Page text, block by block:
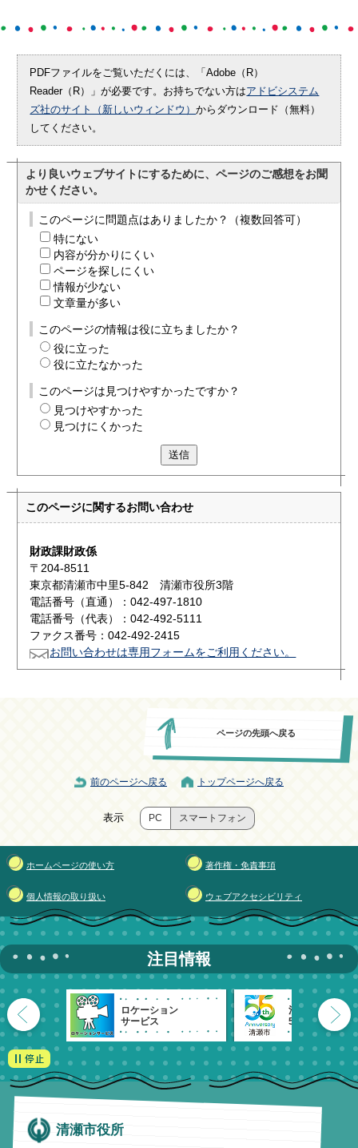
PDFファイルをご覧いただくには、「Adobe（R）
Reader（R）」が必要です。お持ちでない方はアドビシステム
ズ社のサイト（新しいウィンドウ）からダウンロード（無料）
してください。
より良いウェブサイトにするために、ページのご感想をお聞
かせください。
このページに問題点はありましたか？（複数回答可）
特にない
内容が分かりにくい
ページを探しにくい
情報が少ない
文章量が多い
このページの情報は役に立ちましたか？
役に立った
役に立たなかった
このページは見つけやすかったですか？
見つけやすかった
見つけにくかった
送信
このページに関するお問い合わせ
財政課財政係
〒204-8511
東京都清瀬市中里5-842 清瀬市役所3階
電話番号（直通）：042-497-1810
電話番号（代表）：042-492-5111
ファクス番号：042-492-2415
お問い合わせは専用フォームをご利用ください。
ページの先頭へ戻る
前のページへ戻る トップページへ戻る
表示 PC スマートフォン
ホームページの使い方 著作権・免責事項
個人情報の取り扱い ウェブアクセシビリティ
注目情報
ロケーション
サービス
清瀬市
55周年記念
清瀬市役所